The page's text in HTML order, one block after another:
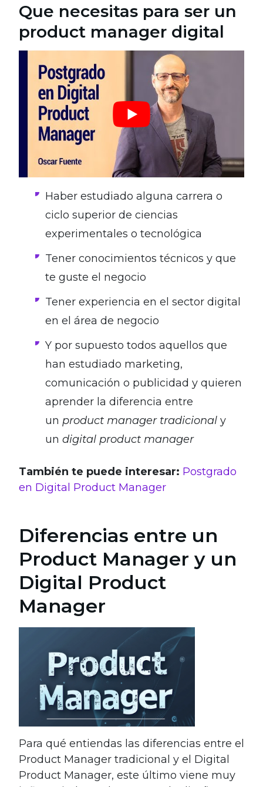
Que necesitas para ser un
product manager digital
Haber estudiado alguna carrera o
ciclo superior de ciencias
experimentales o tecnológica
Tener conocimientos técnicos y que
te guste el negocio
Tener experiencia en el sector digital
en el área de negocio
Y por supuesto todos aquellos que
han estudiado marketing,
comunicación o publicidad y quieren
aprender la diferencia entre
un product manager tradicional y
un digital product manager
También te puede interesar: Postgrado
en Digital Product Manager
Diferencias entre un
Product Manager y un
Digital Product
Manager
Para qué entiendas las diferencias entre el
Product Manager tradicional y el Digital
Product Manager, este último viene muy